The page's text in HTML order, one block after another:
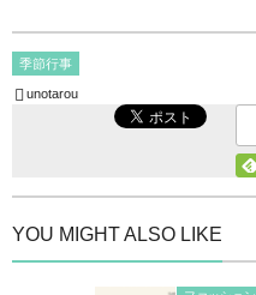
季節行事
unotarou
YOU MIGHT ALSO LIKE